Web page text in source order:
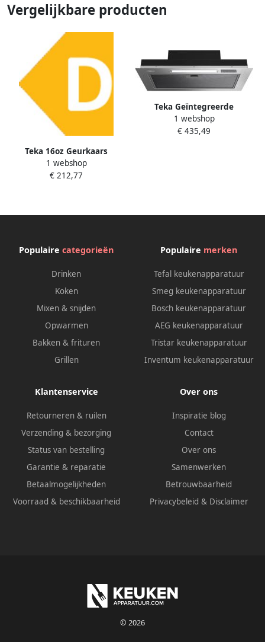
Vergelijkbare producten
Teka 16oz Geurkaars
Waterkoker Maïs
1 webshop
€ 212,77
Teka Geïntegreerde
onzichtbare kap eenvoudig
te installeren en met
1 webshop
€ 435,49
Populaire categorieën
Drinken
Koken
Mixen & snijden
Opwarmen
Bakken & frituren
Grillen
Populaire merken
Tefal keukenapparatuur
Smeg keukenapparatuur
Bosch keukenapparatuur
AEG keukenapparatuur
Tristar keukenapparatuur
Inventum keukenapparatuur
Klantenservice
Retourneren & ruilen
Verzending & bezorging
Status van bestelling
Garantie & reparatie
Betaalmogelijkheden
Voorraad & beschikbaarheid
Over ons
Inspiratie blog
Contact
Over ons
Samenwerken
Betrouwbaarheid
Privacybeleid & Disclaimer
© 2026